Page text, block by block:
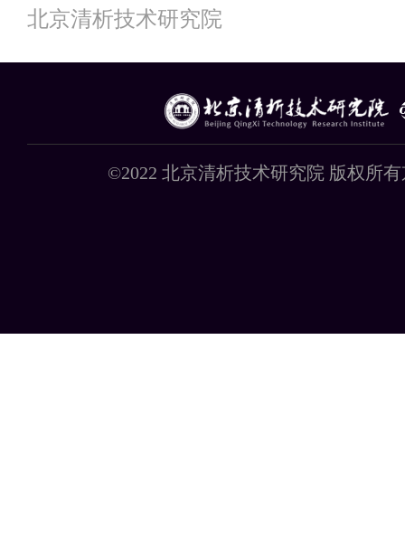
北京清析技术研究院
©2022 北京清析技术研究院 版权所有